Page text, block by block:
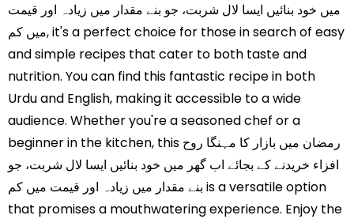
میں خود بنائیں ایسا لال شربت، جو بنے مقدار میں زیادہ اور قیمت
میں کم, it's a perfect choice for those in search of easy
and simple recipes that cater to both taste and
nutrition. You can find this fantastic recipe in both
Urdu and English, making it accessible to a wide
audience. Whether you're a seasoned chef or a
beginner in the kitchen, this رمضان میں بازار کا مہنگا روح
افزاء خریدنے کے بجائے اب گھر میں خود بنائیں ایسا لال شربت، جو
بنے مقدار میں زیادہ اور قیمت میں کم is a versatile option
that promises a mouthwatering experience. Enjoy the